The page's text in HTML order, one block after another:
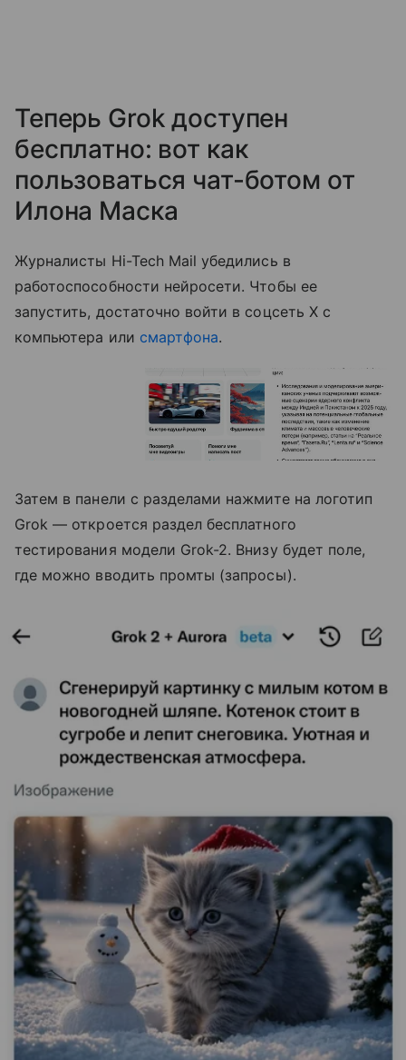
Теперь Grok доступен
бесплатно: вот как
пользоваться чат-ботом от
Илона Маска
Журналисты Hi-Tech Mail убедились в
работоспособности нейросети. Чтобы ее
запустить, достаточно войти в соцсеть X с
компьютера или смартфона.
Затем в панели с разделами нажмите на логотип
Grok — откроется раздел бесплатного
тестирования модели Grok-2. Внизу будет поле,
где можно вводить промты (запросы).